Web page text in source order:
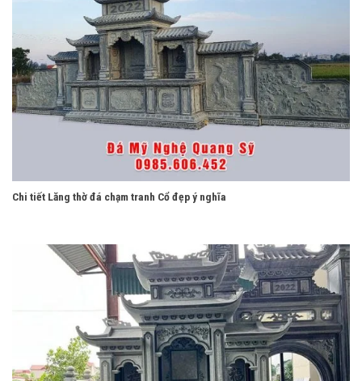
Chi tiết Lăng thờ đá chạm tranh Cổ đẹp ý nghĩa